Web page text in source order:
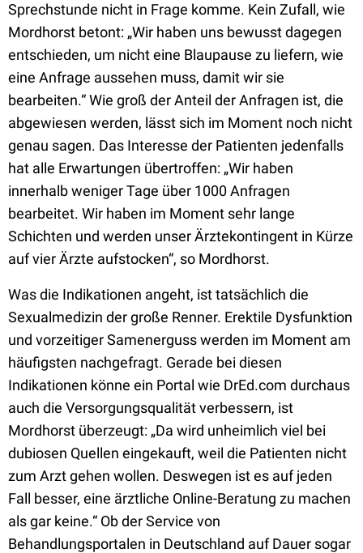
Sprechstunde nicht in Frage komme. Kein Zufall, wie
Mordhorst betont: „Wir haben uns bewusst dagegen
entschieden, um nicht eine Blaupause zu liefern, wie
eine Anfrage aussehen muss, damit wir sie
bearbeiten.“ Wie groß der Anteil der Anfragen ist, die
abgewiesen werden, lässt sich im Moment noch nicht
genau sagen. Das Interesse der Patienten jedenfalls
hat alle Erwartungen übertroffen: „Wir haben
innerhalb weniger Tage über 1000 Anfragen
bearbeitet. Wir haben im Moment sehr lange
Schichten und werden unser Ärztekontingent in Kürze
auf vier Ärzte aufstocken“, so Mordhorst.
Was die Indikationen angeht, ist tatsächlich die
Sexualmedizin der große Renner. Erektile Dysfunktion
und vorzeitiger Samenerguss werden im Moment am
häufigsten nachgefragt. Gerade bei diesen
Indikationen könne ein Portal wie DrEd.com durchaus
auch die Versorgungsqualität verbessern, ist
Mordhorst überzeugt: „Da wird unheimlich viel bei
dubiosen Quellen eingekauft, weil die Patienten nicht
zum Arzt gehen wollen. Deswegen ist es auf jeden
Fall besser, eine ärztliche Online-Beratung zu machen
als gar keine.“ Ob der Service von
Behandlungsportalen in Deutschland auf Dauer sogar